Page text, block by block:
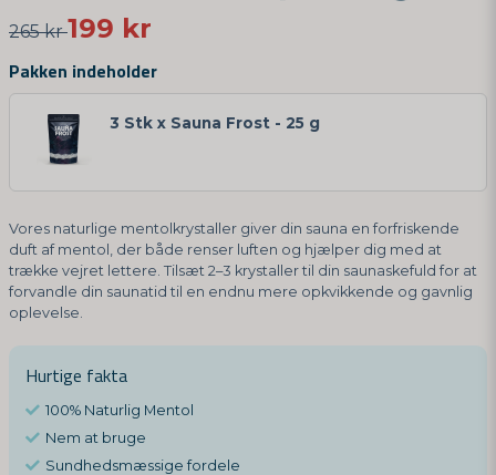
265 kr199 kr
Pakken indeholder
3 Stk x Sauna Frost - 25 g
Vores naturlige mentolkrystaller giver din sauna en forfriskende
duft af mentol, der både renser luften og hjælper dig med at
trække vejret lettere. Tilsæt 2–3 krystaller til din saunaskefuld for at
forvandle din saunatid til en endnu mere opkvikkende og gavnlig
oplevelse.
Hurtige fakta
100% Naturlig Mentol
Nem at bruge
Sundhedsmæssige fordele